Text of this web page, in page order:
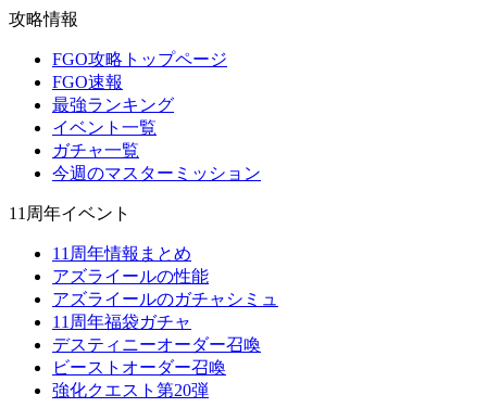
攻略情報
FGO攻略トップページ
FGO速報
最強ランキング
イベント一覧
ガチャ一覧
今週のマスターミッション
11周年イベント
11周年情報まとめ
アズライールの性能
アズライールのガチャシミュ
11周年福袋ガチャ
デスティニーオーダー召喚
ビーストオーダー召喚
強化クエスト第20弾